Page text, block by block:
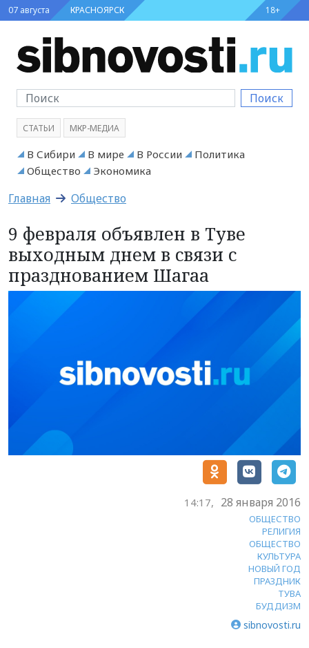
07 августа КРАСНОЯРСК 18+
Поиск
СТАТЬИ МКР-МЕДИА
В Сибири В мире В России
Политика
Общество
Экономика
Главная Общество
9 февраля объявлен в Туве
выходным днем в связи с
празднованием Шагаа
14:17, 28 января 2016
ОБЩЕСТВО
РЕЛИГИЯ
ОБЩЕСТВО
КУЛЬТУРА
НОВЫЙ ГОД
ПРАЗДНИК
ТУВА
БУДДИЗМ
sibnovosti.ru